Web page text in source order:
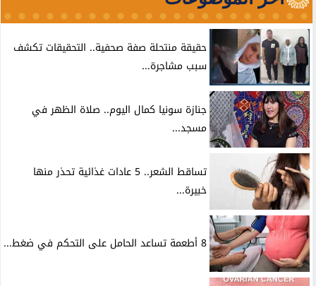
حقيقة منتحلة صفة صحفية.. التحقيقات تكشف
سبب مشاجرة...
جنازة سونيا كمال اليوم.. صلاة الظهر في
مسجد...
تساقط الشعر.. 5 عادات غذائية تحذر منها
خبيرة...
8 أطعمة تساعد الحامل على التحكم في ضغط...